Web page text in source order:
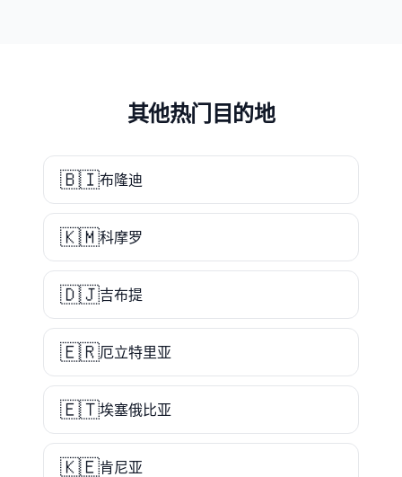
其他热门目的地
🇧🇮布隆迪
🇰🇲科摩罗
🇩🇯吉布提
🇪🇷厄立特里亚
🇪🇹埃塞俄比亚
🇰🇪肯尼亚